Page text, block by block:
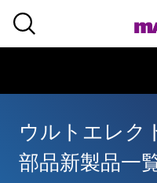
半導体事業HOME
マクニカの製品・サービス
ウルトエレク
部品新製品一